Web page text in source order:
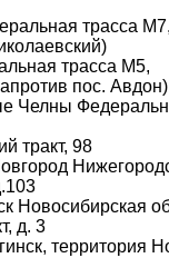
трасса
трасса М5,
пос. Авдон)
Челны
тракт, 98
Новосибирская
д. 3
территория